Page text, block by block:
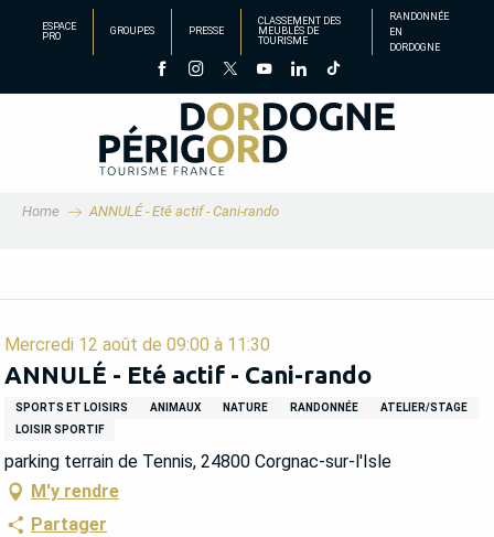
principal
ESPACE
PRO
GROUPES PRESSE
CLASSEMENT DES
MEUBLÉS DE
TOURISME
RANDONNÉE
EN
DORDOGNE
Home ANNULÉ - Eté actif - Cani-rando
Mercredi 12 août de 09:00 à 11:30
ANNULÉ - Eté actif - Cani-rando
SPORTS ET LOISIRS ANIMAUX NATURE RANDONNÉE
ATELIER/STAGE
LOISIR SPORTIF
parking terrain de Tennis, 24800 Corgnac-sur-l'Isle
M'y rendre
Partager